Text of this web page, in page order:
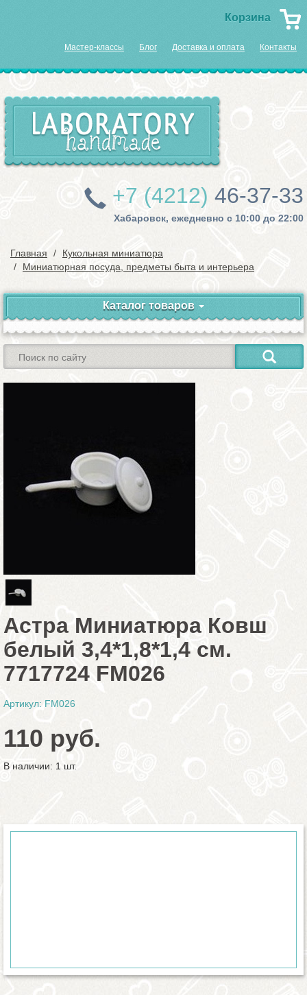
Корзина
Мастер-классы Блог Доставка и оплата Контакты
+7 (4212) 46-37-33
Хабаровск, ежедневно с 10:00 до 22:00
Главная
Кукольная миниатюра
Миниатюрная посуда, предметы быта и интерьера
Каталог товаров
Астра Миниатюра Ковш
белый 3,4*1,8*1,4 см.
7717724 FM026
Артикул: FM026
110 руб.
В наличии: 1 шт.